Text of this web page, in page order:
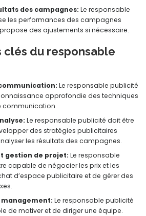
des campagnes: Le responsable
les performances des campagnes
des ajustements si nécessaire.
clés du responsable
Le responsable publicité
approfondie des techniques
communication.
Le responsable publicité doit être
des stratégies publicitaires
les résultats des campagnes.
gestion de projet: Le responsable
capable de négocier les prix et les
d’espace publicitaire et de gérer des
Le responsable publicité
de motiver et de diriger une équipe.